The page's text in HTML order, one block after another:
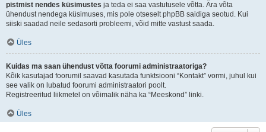
pistmist nendes küsimustes ja teda ei saa vastutusele võtta. Ära võta
ühendust nendega küsimuses, mis pole otseselt phpBB saidiga seotud. Kui
siiski saadad neile sedasorti probleemi, võid mitte vastust saada.
Üles
Kuidas ma saan ühendust võtta foorumi administraatoriga?
Kõik kasutajad foorumil saavad kasutada funktsiooni “Kontakt” vormi, juhul kui
see valik on lubatud foorumi administraatori poolt.
Registreeritud liikmetel on võimalik näha ka “Meeskond” linki.
Üles